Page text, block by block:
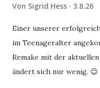
Von Sigrid Hess 3.8.26
Einer unserer
im Teenageralter
Remake mit der
ändert sich nur wenig. 😉